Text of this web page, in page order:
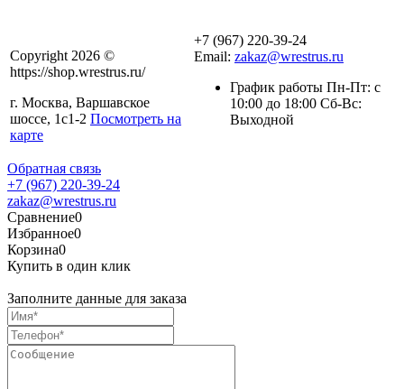
Copyright 2026 ©
https://shop.wrestrus.ru/
г. Москва, Варшавское
шоссе, 1с1-2 Посмотреть на
карте
+7 (967) 220-39-24
Email: zakaz@wrestrus.ru
График работы Пн-Пт: с
10:00 до 18:00 Сб-Вс:
Выходной
Обратная связь
+7 (967) 220-39-24
zakaz@wrestrus.ru
Сравнение0
Избранное0
Корзина0
Купить в один клик
Заполните данные для заказа